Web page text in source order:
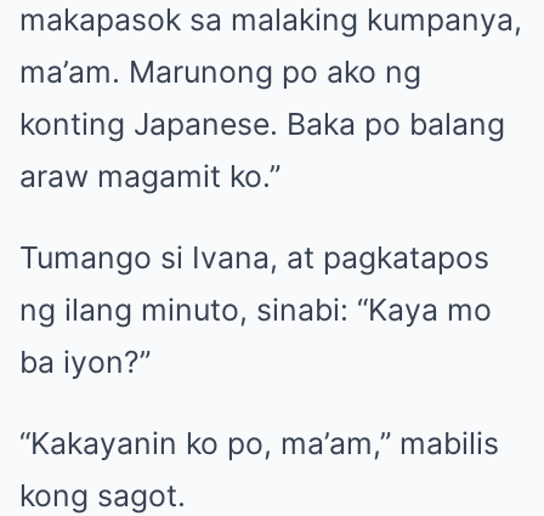
makapasok sa malaking kumpanya,
ma’am. Marunong po ako ng
konting Japanese. Baka po balang
araw magamit ko.”
Tumango si Ivana, at pagkatapos
ng ilang minuto, sinabi: “Kaya mo
ba iyon?”
“Kakayanin ko po, ma’am,” mabilis
kong sagot.